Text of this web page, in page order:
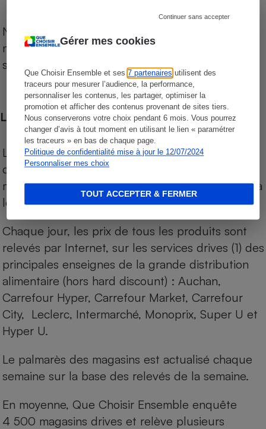
Gérer mes cookies
Que Choisir Ensemble et ses7 partenaires utilisent des
traceurs pour mesurer l’audience, la performance,
personnaliser les contenus, les partager, optimiser la
promotion et afficher des contenus provenant de sites tiers.
Nous conserverons votre choix pendant 6 mois. Vous pourrez
changer d’avis à tout moment en utilisant le lien « paramétrer
les traceurs » en bas de chaque page.
Politique de confidentialité mise à jour le 12/07/2024
Personnaliser mes choix
Continuer sans accepter
TOUT ACCEPTER & FERMER
Notre comparateur de supermarchés propose le
niveau de prix des supermarchés, géolocalisés
sur le territoire français.
Les comparaisons de prix
Les comparaisons sont réalisées sur l’ensemble
des produits des magasins. Les produits de
marques de distributeurs (MDD) sont comparés à
leurs équivalents chez leurs concurrents.
Chaque jour, les prix de tous les produits sont
relevés par Internet, sur les services drives (1) des
principales enseignes de la grande distribution
alimentaire (hors hard discount) : Auchan,
Carrefour Hyper, Carrefour Market, Carrefour
City, Leclerc, Intermarché, Monoprix, Super U et
Hyper U.
Le palmarès des magasins est actualisé chaque
semaine sur la base des relevés de la semaine.
En moyenne, Que Choisir Ensemble enquête
4 500 magasins drives et relève plusieurs